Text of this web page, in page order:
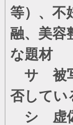
等）、不
融、美容
な題材
サ 被写
否してい
シ 虚偽